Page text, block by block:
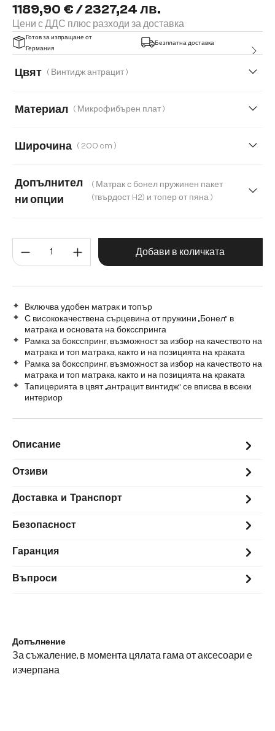
1189,90 € / 2327,24 лв.
Цени с ДДС плюс разходи за доставка
Готов за изпращане от
Германия
Безплатна доставка
Цвят ( Винтидж антрацит )
Материал ( Микрофибърен плат )
Широчина ( 200 cm )
160 cm
Допълнител
ни опции
( Матрак с бонел пружинен пакет
(твърдост H2) и топер от пяна )
Матрак с покет пружини H2/H3 и топер от мемори пяна
Количество на продукта:
Добави в количката
Включва удобен матрак и топър
С висококачествена сърцевина от пружини „Бонел“ в
матрака и основата на боксспринга
Рамка за боксспринг, възможност за избор на качеството на
матрака и топ матрака, както и на позицията на краката
Рамка за боксспринг, възможност за избор на качеството на
матрака и топ матрака, както и на позицията на краката
Тапицерията в цвят „антрацит винтидж“ се вписва в всеки
интериор
Описание
Отзиви
Доставка и Транспорт
Безопасност
Гаранция
Въпроси
Допълнение
За съжаление, в момента цялата гама от аксесоари е
изчерпана